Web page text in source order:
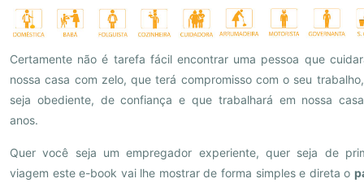
Certamente não é tarefa fácil encontrar uma pessoa que
nossa casa com zelo, que terá compromisso com o seu
seja obediente, de confiança e que trabalhará em nossa
anos.
Quer você seja um empregador experiente, quer seja de
viagem este e-book vai lhe mostrar de forma simples e direta o